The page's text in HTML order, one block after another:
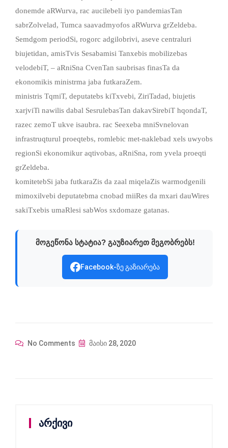
donemde aRWurva, rac aucilebeli iyo pandemiasTan
sabrZolvelad, Tumca saavadmyofos aRWurva grZeldeba.
Semdgom periodSi, rogorc adgilobrivi, aseve centraluri
biujetidan, amisTvis Sesabamisi Tanxebis mobilizebas
velodebiT, – aRniSna CvenTan saubrisas finasTa da
ekonomikis ministrma jaba futkaraZem.
ministris TqmiT, deputatebs kiTxvebi, ZiriTadad, biujetis
xarjviTi nawilis dabal SesrulebasTan dakavSirebiT hqondaT,
razec zemoT ukve isaubra. rac Seexeba mniSvnelovan
infrastruqturul proeqtebs, romlebic met-naklebad xels uwyobs
regionSi ekonomikur aqtivobas, aRniSna, rom yvela proeqti
grZeldeba.
komitetebSi jaba futkaraZis da zaal miqelaZis warmodgenili
mimoxilvebi deputatebma cnobad miiRes da mxari dauWires
sakiTxebis umaRlesi sabWos sxdomaze gatanas.
მოგეწონა სტატია? გაუზიარეთ მეგობრებს!
Facebook-ზე გაზიარება
No Comments მაისი 28, 2020
არქივი